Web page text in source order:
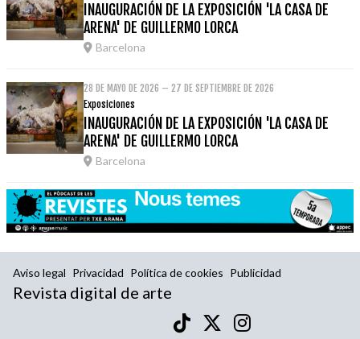
INAUGURACIÓN DE LA EXPOSICIÓN 'LA CASA DE
ARENA' DE GUILLERMO LORCA
Barcelona
28 DE MAYO DE 2026 – 27 DE SEPTIEMBRE DE 2026
Exposiciones
INAUGURACIÓN DE LA EXPOSICIÓN 'LA CASA DE
ARENA' DE GUILLERMO LORCA
Barcelona
Aviso legal Privacidad Política de cookies Publicidad
Revista digital de arte